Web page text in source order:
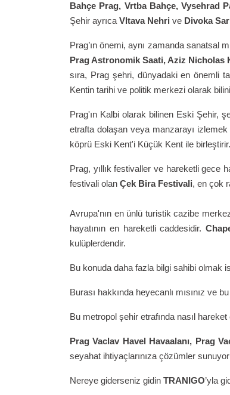
Bahçe Prag, Vrtba Bahçe, Vysehrad
Şehir ayrıca Vltava Nehri ve Divoka
Prag’ın önemi, aynı zamanda sanatsal
Prag Astronomik Saati, Aziz
sıra, Prag şehri, dünyadaki en önemli
Kentin tarihi ve politik merkezi olarak
Prag'ın Kalbi olarak bilinen Eski Şehir,
etrafta dolaşan veya manzarayı
köprü Eski Kent'i Küçük Kent ile
Prag, yıllık festivaller ve hareketli gece
festivali olan Çek Bira Festivali, en çok
Avrupa'nın en ünlü turistik cazibe
hayatının en hareketli caddesidir.
kulüplerdendir.
Bu konuda daha fazla bilgi sahibi olmak
Burası hakkında heyecanlı mısınız ve
Bu metropol şehir etrafında nasıl
Prag Vaclav Havel Havaalanı, Prag
seyahat ihtiyaçlarınıza çözümler
Nereye giderseniz gidin TRANIGO’yla